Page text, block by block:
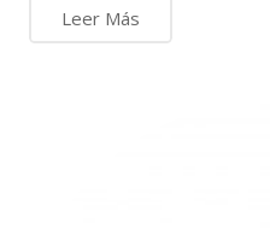
Leer Más